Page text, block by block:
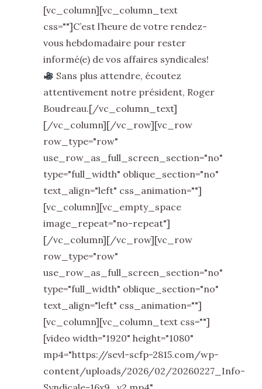
[vc_column][vc_column_text
css=""]C’est l’heure de votre rendez-
vous hebdomadaire pour rester
informé(e) de vos affaires syndicales!
Sans plus attendre, écoutez
attentivement notre président, Roger
Boudreau.[/vc_column_text]
[/vc_column][/vc_row][vc_row
row_type="row"
use_row_as_full_screen_section="no"
type="full_width" oblique_section="no"
text_align="left" css_animation=""]
[vc_column][vc_empty_space
image_repeat="no-repeat"]
[/vc_column][/vc_row][vc_row
row_type="row"
use_row_as_full_screen_section="no"
type="full_width" oblique_section="no"
text_align="left" css_animation=""]
[vc_column][vc_column_text css=""]
[video width="1920" height="1080"
mp4="https://sevl-scfp-2815.com/wp-
content/uploads/2026/02/20260227_Info-